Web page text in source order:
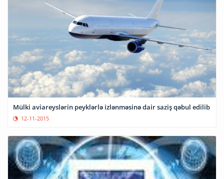
Mülki aviareyslərin peyklərlə izlənməsinə dair saziş qəbul edilib
12-11-2015